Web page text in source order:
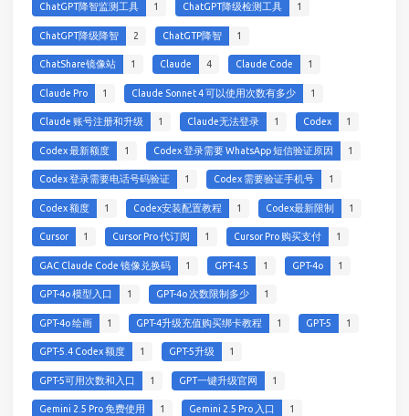
ChatGPT降智监测工具 1 ChatGPT降级检测工具 1
ChatGPT降级降智 2 ChatGTP降智 1
ChatShare镜像站 1 Claude 4 Claude Code 1
Claude Pro 1 Claude Sonnet 4 可以使用次数有多少 1
Claude 账号注册和升级 1 Claude无法登录 1 Codex 1
Codex 最新额度 1 Codex 登录需要 WhatsApp 短信验证原因 1
Codex 登录需要电话号码验证 1 Codex 需要验证手机号 1
Codex 额度 1 Codex安装配置教程 1 Codex最新限制 1
Cursor 1 Cursor Pro 代订阅 1 Cursor Pro 购买支付 1
GAC Claude Code 镜像兑换码 1 GPT-4.5 1 GPT-4o 1
GPT-4o 模型入口 1 GPT-4o 次数限制多少 1
GPT-4o 绘画 1 GPT-4升级充值购买绑卡教程 1 GPT-5 1
GPT-5.4 Codex 额度 1 GPT-5升级 1
GPT-5可用次数和入口 1 GPT一键升级官网 1
Gemini 2.5 Pro 免费使用 1 Gemini 2.5 Pro 入口 1